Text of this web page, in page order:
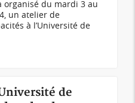
organisé du mardi 3 au
un atelier de
à l’Université de
de